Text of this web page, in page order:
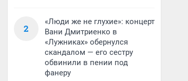
2
«Люди же не глухие»: концерт
Вани Дмитриенко в
«Лужниках» обернулся
скандалом — его сестру
обвинили в пении под
фанеру